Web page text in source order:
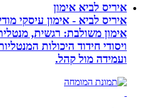
איריס לביא אימון
איריס לביא - אימון עיסקי מודיעין.
אימון משולבת: רגשית, מנטלית
ויסודי חידוד היכולות המנטליות,
ועמידה מול קהל.